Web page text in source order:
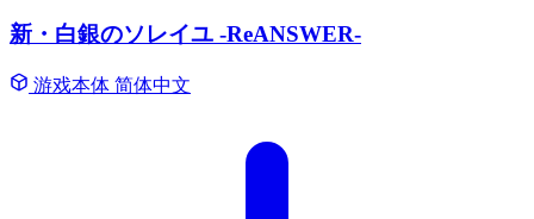
新・白銀のソレイユ -ReANSWER-
游戏本体 简体中文